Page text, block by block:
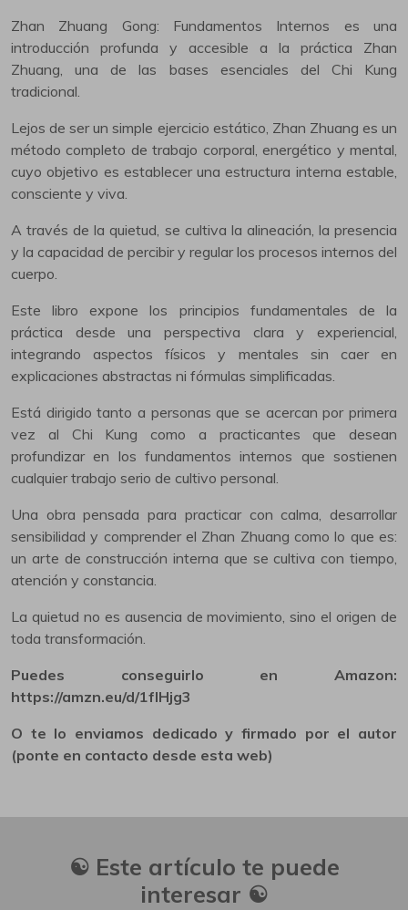
Zhan Zhuang Gong: Fundamentos Internos es una
introducción profunda y accesible a la práctica Zhan
Zhuang, una de las bases esenciales del Chi Kung
tradicional.
Lejos de ser un simple ejercicio estático, Zhan Zhuang es un
método completo de trabajo corporal, energético y mental,
cuyo objetivo es establecer una estructura interna estable,
consciente y viva.
A través de la quietud, se cultiva la alineación, la presencia
y la capacidad de percibir y regular los procesos internos del
cuerpo.
Este libro expone los principios fundamentales de la
práctica desde una perspectiva clara y experiencial,
integrando aspectos físicos y mentales sin caer en
explicaciones abstractas ni fórmulas simplificadas.
Está dirigido tanto a personas que se acercan por primera
vez al Chi Kung como a practicantes que desean
profundizar en los fundamentos internos que sostienen
cualquier trabajo serio de cultivo personal.
Una obra pensada para practicar con calma, desarrollar
sensibilidad y comprender el Zhan Zhuang como lo que es:
un arte de construcción interna que se cultiva con tiempo,
atención y constancia.
La quietud no es ausencia de movimiento, sino el origen de
toda transformación.
Puedes conseguirlo en Amazon:
https://amzn.eu/d/1fIHjg3
O te lo enviamos dedicado y firmado por el autor
(ponte en contacto desde esta web)
☯️ Este artículo te puede
interesar ☯️